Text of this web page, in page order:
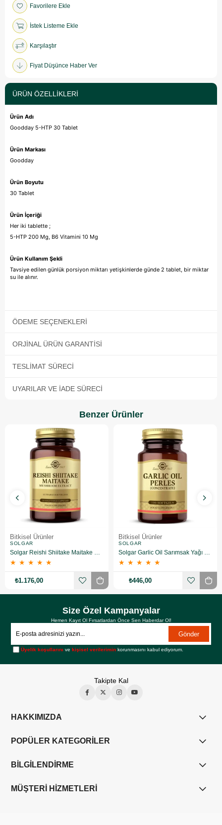
Favorilere Ekle
İstek Listeme Ekle
Karşılaştır
Fiyat Düşünce Haber Ver
ÜRÜN ÖZELLIKLERI
Ürün Adı
Goodday 5-HTP 30 Tablet
Ürün Markası
Goodday
Ürün Boyutu
30 Tablet
Ürün İçeriği
Her iki tablette ;
5-HTP 200 Mg, B6 Vitamini 10 Mg
Ürün Kullanım Şekli
Tavsiye edilen günlük porsiyon miktarı yetişkinlerde günde 2 tablet, bir miktar
su ile alınır.
ÖDEME SEÇENEKLERI
ORJINAL ÜRÜN GARANTISI
TESLIMAT SÜRECI
UYARILAR VE İADE SÜRECI
Benzer Ürünler
Bitkisel Ürünler
SOLGAR
Solgar Reishi Shiitake Maitake Mushroom Extract 50 Kapsül
★ ★ ★ ★ ★
₺1.176,00
Bitkisel Ürünler
SOLGAR
Solgar Garlic Oil Sarımsak Yağı 100 Kapsül
★ ★ ★ ★ ★
₺446,00
Size Özel Kampanyalar
Hemen Kayıt Ol Fırsatlardan Önce Sen Haberdar Ol!
Gönder
Üyelik koşullarını vekişisel verilerimin korunmasını kabul ediyorum.
Takipte Kal
HAKKIMIZDA
POPÜLER KATEGORİLER
BİLGİLENDİRME
MÜŞTERİ HİZMETLERİ